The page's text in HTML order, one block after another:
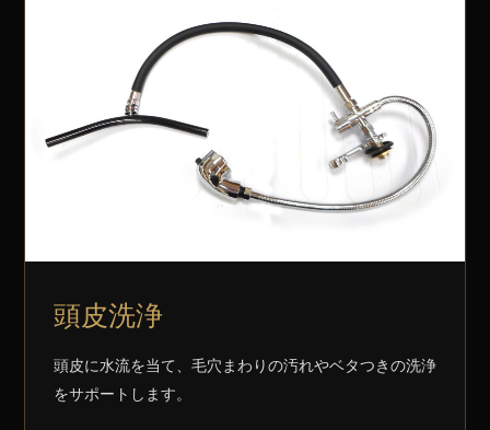
頭皮洗浄
頭皮に水流を当て、毛穴まわりの汚れやベタつきの洗浄
をサポートします。